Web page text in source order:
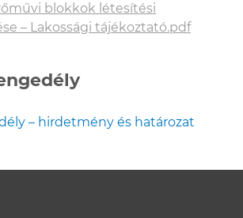
blokkok létesítési
– Lakossági tájékoztató.pdf
– hirdetmény és határozat